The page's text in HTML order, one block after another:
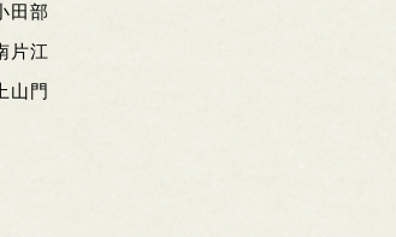
田部
片江
上山門